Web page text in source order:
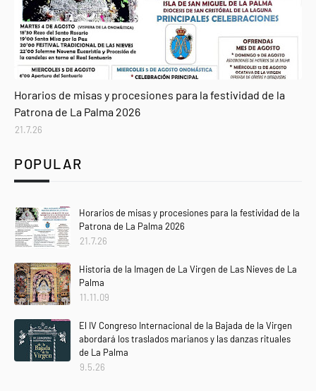
Horarios de misas y procesiones para la festividad de la
Patrona de La Palma 2026
21.7.26
POPULAR
Horarios de misas y procesiones para la festividad de la
Patrona de La Palma 2026
21.7.26
Historia de la Imagen de La Virgen de Las Nieves de La
Palma
11.11.09
El IV Congreso Internacional de la Bajada de la Virgen
abordará los traslados marianos y las danzas rituales
de La Palma
9.5.26